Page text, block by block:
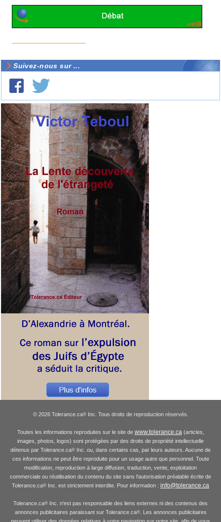
Suivez-nous sur ...
© 2026 Tolerance.ca®Inc. Tous droits de reproduction réservés.
Toutes les informations reproduites sur le site de www.tolerance.ca(articles,
images, photos, logos) sont protégées par des droits de propriété intellectuelle
détenus par Tolerance.ca® Inc. ou, dans certains cas, par leurs auteurs. Aucune de
ces informations ne peut être reproduite pour un usage autre que personnel. Toute
modification, reproduction à large diffusion, traduction, vente, exploitation
commerciale ou réutilisation du contenu du site sans l'autorisation préalable écrite de
Tolerance.ca® Inc. est strictement interdite. Pour information : info@tolerance.ca
Tolerance.ca® Inc. n'est pas responsable des liens externes ni des contenus des
annonces publicitaires paraissant sur Tolerance.ca®. Les annonces publicitaires